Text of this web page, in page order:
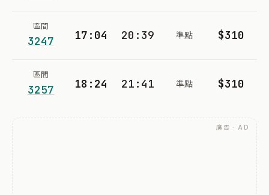
區間
3247 17:04 20:39 準點 $310
區間
3257 18:24 21:41 準點 $310
廣告 · AD